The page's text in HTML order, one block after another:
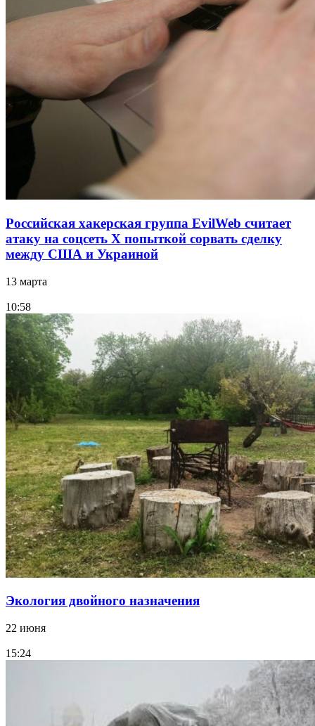
Российская хакерская группа EvilWeb считает
атаку на соцсеть Х попыткой сорвать сделку
между США и Украиной
13 марта
10:58
Экология двойного назначения
22 июня
15:24